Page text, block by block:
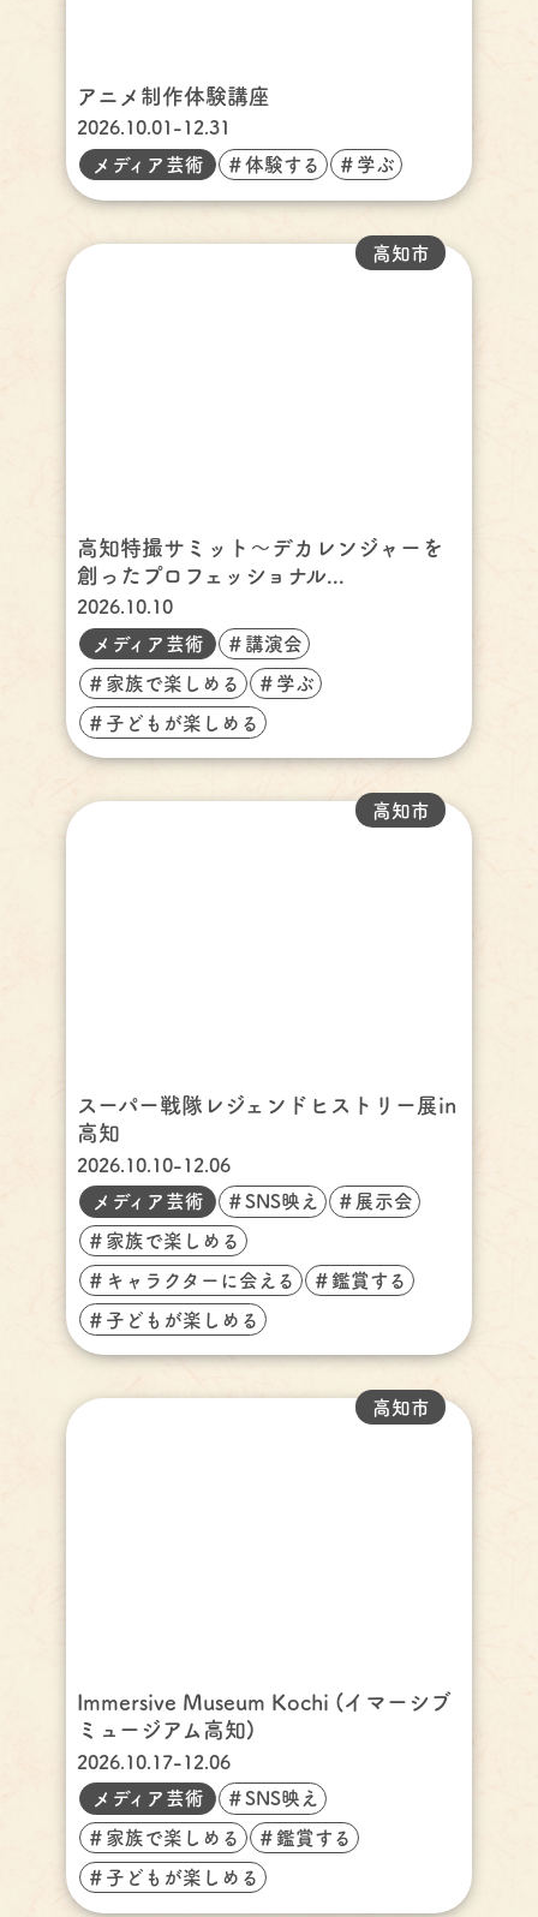
アニメ制作体験講座
2026.10.01-12.31
メディア芸術
＃体験する ＃学ぶ
高知特撮サミット～デカレンジャーを
創ったプロフェッショナル...
高知市
2026.10.10
メディア芸術
＃講演会
＃家族で楽しめる ＃学ぶ
＃子どもが楽しめる
スーパー戦隊レジェンドヒストリー展in
高知
高知市
2026.10.10-12.06
メディア芸術
＃SNS映え ＃展示会
＃家族で楽しめる
＃キャラクターに会える ＃鑑賞する
＃子どもが楽しめる
Immersive Museum Kochi (イマーシブ
ミュージアム高知)
高知市
2026.10.17-12.06
メディア芸術
＃SNS映え
＃家族で楽しめる ＃鑑賞する
＃子どもが楽しめる